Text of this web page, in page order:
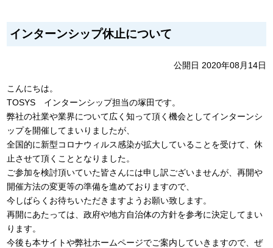
インターンシップ休止について
公開日 2020年08月14日
こんにちは。
TOSYS インターンシップ担当の塚田です。
弊社の社業や業界について広く知って頂く機会としてインターンシ
ップを開催してまいりましたが、
全国的に新型コロナウィルス感染が拡大していることを受けて、休
止させて頂くこととなりました。
ご参加を検討頂いていた皆さんには申し訳ございませんが、再開や
開催方法の変更等の準備を進めておりますので、
今しばらくお待ちいただきますようお願い致します。
再開にあたっては、政府や地方自治体の方針を参考に決定してまい
ります。
今後も本サイトや弊社ホームページでご案内していきますので、ぜ